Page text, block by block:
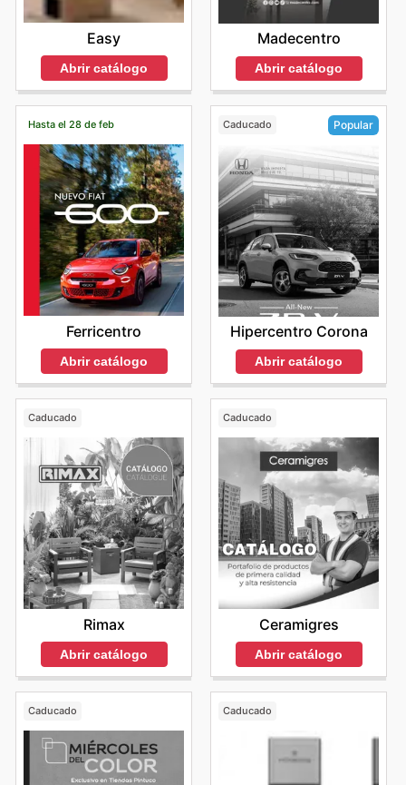
Easy
Abrir catálogo
Madecentro
Abrir catálogo
Hasta el 28 de feb
Ferricentro
Abrir catálogo
Caducado Popular
Hipercentro Corona
Abrir catálogo
Caducado
Rimax
Abrir catálogo
Caducado
Ceramigres
Abrir catálogo
Caducado Caducado